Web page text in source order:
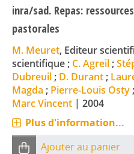
inra/sad. Repas:
pastorales
M. Meuret, Editeur
scientifique ; C. Agreil ;
Dubreuil ; D. Durant ;
Magda ; Pierre-Louis Osty ;
Marc Vincent | 2004
Plus d'information...
Ajouter au panier